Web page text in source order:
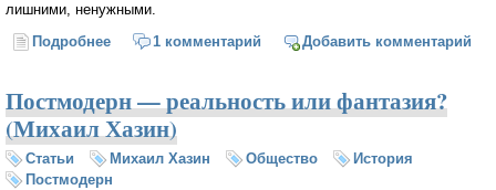
лишними, ненужными.
Подробнее о Трамп победил, но праздновать рано...
1 комментарий Добавить комментарий
Постмодерн — реальность или фантазия?
(Михаил Хазин)
Статьи Михаил Хазин Общество
История
Постмодерн